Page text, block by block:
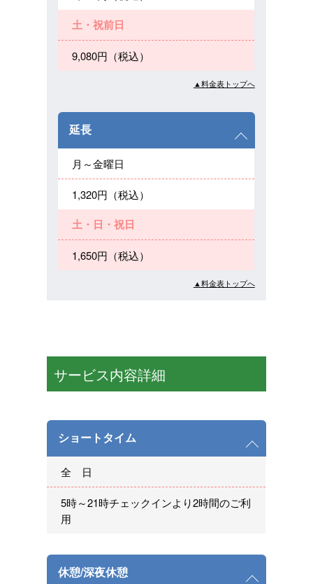
土・祝前日
9,080円（税込）
▲料金表トップへ
延長
月～金曜日
1,320円（税込）
土・日・祝日
1,650円（税込）
▲料金表トップへ
サービス内容詳細
ショートタイム
全 日
5時～21時チェックインより2時間のご利
用
休憩/深夜休憩